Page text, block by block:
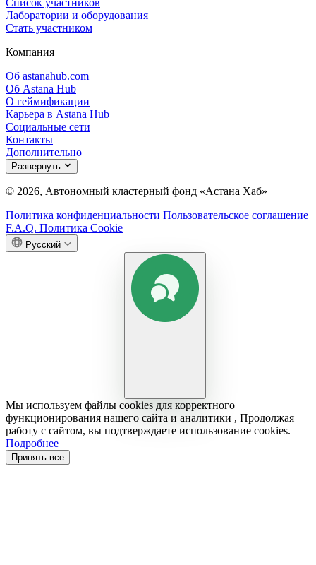
Лаборатории и оборудования
Стать участником
Компания
Об astanahub.com
Об Astana Hub
О геймификации
Карьера в Astana Hub
Социальные сети
Контакты
Дополнительно
Развернуть
© 2026, Автономный кластерный фонд «Астана Хаб»
Политика конфиденциальности Пользовательское соглашение
F.A.Q. Политика Cookie
Русский
Мы используем файлы cookies для корректного
функционирования нашего сайта и аналитики , Продолжая
работу с сайтом, вы подтверждаете использование cookies.
Подробнее
Принять все